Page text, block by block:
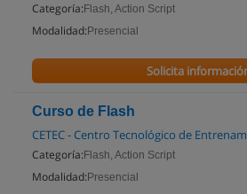
Categoría: Flash, Action Script
Modalidad: Presencial
Solicita
Curso de Flash
CETEC - Centro Tecnológico de
Categoría: Flash, Action Script
Modalidad: Presencial